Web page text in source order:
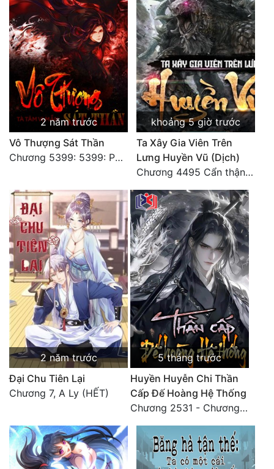
Trọng Sinh
Tu Chân
Tu Tiên
Tội Phạm
Vô Địch
Võ Hiệp
Xuyên Không
Xuyên Nhanh
Xuyên Sách
Xuyên Thư
Điền Văn
Đô Thị
Đông Phương
Đông Phương Huyền Huyễn
Đồng Nhân
Cẩu Đạo Trường Sinh
Ngự Thú
2 năm trước
Vô Thượng Sát Thần
Chương 5399: 5399: Phá giải
khoảng 5 giờ trước
Ta Xây Gia Viên Trên
Lưng Huyền Vũ (Dịch)
Chương 4495 Cẩn thận một chút vẫn là tốt.
2 năm trước
Đại Chu Tiên Lại
Chương 7, A Ly (HẾT)
5 tháng trước
Huyền Huyễn Chi Thần
Cấp Đế Hoàng Hệ Thống
Chương 2531 - Chương cuối